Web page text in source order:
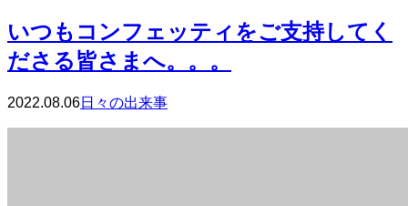
いつもコンフェッティをご支持してく
ださる皆さまへ。。。
2022.08.06日々の出来事